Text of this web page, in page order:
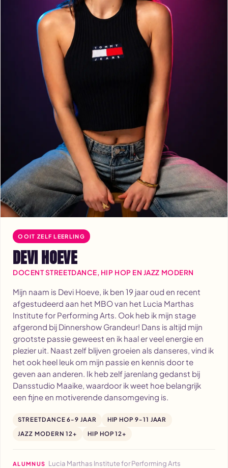
OOIT ZELF LEERLING
DEVI HOEVE
DOCENT STREETDANCE, HIP HOP EN JAZZ MODERN
Mijn naam is Devi Hoeve, ik ben 19 jaar oud en recent
afgestudeerd aan het MBO van het Lucia Marthas
Institute for Performing Arts. Ook heb ik mijn stage
afgerond bij Dinnershow Grandeur! Dans is altijd mijn
grootste passie geweest en ik haal er veel energie en
plezier uit. Naast zelf blijven groeien als danseres, vind ik
het ook heel leuk om mijn passie en kennis door te
geven aan anderen. Ik heb zelf jarenlang gedanst bij
Dansstudio Maaike, waardoor ik weet hoe belangrijk
een fijne en motiverende dansomgeving is.
STREETDANCE 6-9 JAAR
HIP HOP 9-11 JAAR
JAZZ MODERN 12+
HIP HOP 12+
ALUMNUS Lucia Marthas Institute for Performing Arts